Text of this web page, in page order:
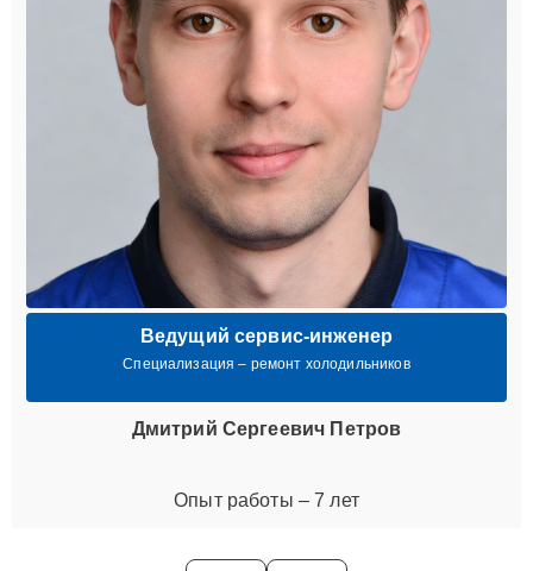
Ведущий сервис-инженер
Специализация – ремонт холодильников
Дмитрий Сергеевич Петров
Опыт работы – 7 лет